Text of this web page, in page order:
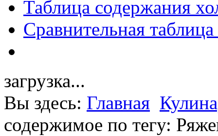
Таблица содержания
Сравнительная
загрузка...
Вы здесь: Главная
содержимое по тегу: